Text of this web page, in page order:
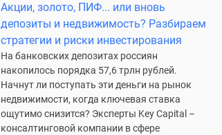
Акции, золото, ПИФ... или вновь
депозиты и недвижимость? Разбираем
стратегии и риски инвестирования
На банковских депозитах россиян
накопилось порядка 57,6 трлн рублей.
Начнут ли поступать эти деньги на рынок
недвижимости, когда ключевая ставка
ощутимо снизится? Эксперты Key Capital –
консалтинговой компании в сфере